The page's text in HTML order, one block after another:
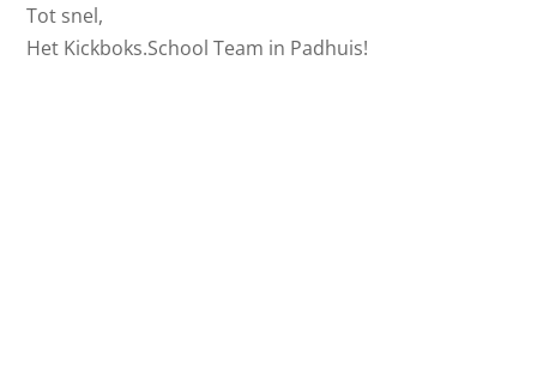
Tot snel,
Het Kickboks.School Team in Padhuis!